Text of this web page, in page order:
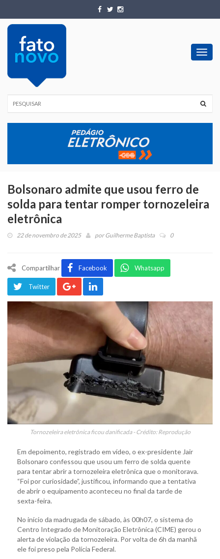
Bolsonaro admite que usou ferro de
solda para tentar romper tornozeleira
eletrônica
22 de novembro de 2025 porGuilherme Baptista 0
Compartilhar Facebook Whatsapp
Twitter
Tornozeleira eletrônica ficou danificada - Crédito: Reprodução
Em depoimento, registrado em vídeo, o ex-presidente Jair
Bolsonaro confessou que usou um ferro de solda quente
para tentar abrir a tornozeleira eletrônica que o monitorava.
“Foi por curiosidade”, justificou, informando que a tentativa
de abrir o equipamento aconteceu no final da tarde de
sexta-feira.
No início da madrugada de sábado, às 00h07, o sistema do
Centro Integrado de Monitoração Eletrônica (CIME) gerou o
alerta de violação da tornozeleira. Por volta de 6h da manhã
ele foi preso pela Polícia Federal.